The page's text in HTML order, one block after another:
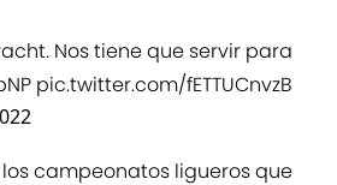
Nos tiene que servir para
pic.twitter.com/fETTUCnvzB
campeonatos ligueros que